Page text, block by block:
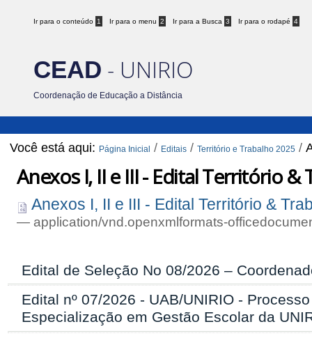
Ir para o conteúdo 1 Ir para o menu 2 Ir para a Busca 3 Ir para o rodapé 4
CEAD - UNIRIO
Coordenação de Educação a Distância
Você está aqui: Página Inicial / Editais /Território e Trabalho 2025 /
Anexos I, II e III - Edital Território &
Anexos I, II e III - Edital Território &
— application/vnd.openxmlformats-
Edital de Seleção No 08/2026 –
Edital nº 07/2026 - UAB/UNIRIO -
Especialização em Gestão Escolar da